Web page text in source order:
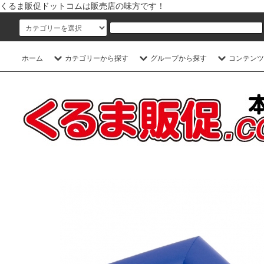
くるま販促ドットコムは販売店の味方です！
ホーム カテゴリーから探す グループから探す コンテン